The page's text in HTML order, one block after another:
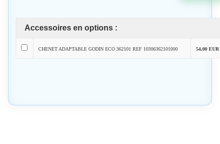
Accessoires en options :
CHENET ADAPTABLE GODIN ECO 362101 REF 10306362101000 54,00 EUR